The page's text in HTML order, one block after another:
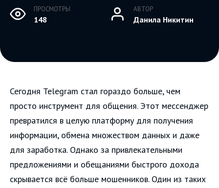
ПРОСМОТРЫ
148
АВТОР
Данила Никитин
Сегодня Telegram стал гораздо больше, чем
просто инструмент для общения. Этот мессенджер
превратился в целую платформу для получения
информации, обмена множеством данных и даже
для заработка. Однако за привлекательными
предложениями и обещаниями быстрого дохода
скрывается всё больше мошенников. Один из таких